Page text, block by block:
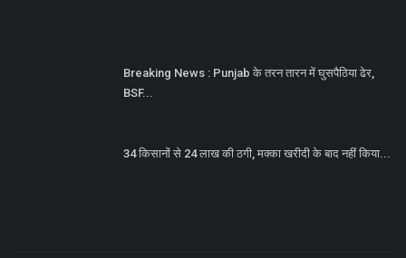
Breaking News : Punjab के तरन तारन में घुसपैठिया ढेर,
BSF...
34 किसानों से 24 लाख की ठगी, मक्का खरीदी के बाद नहीं किया...